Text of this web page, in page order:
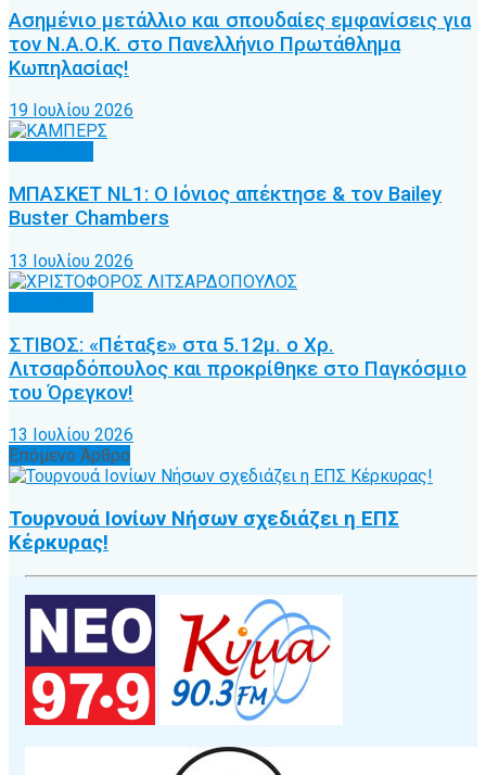
Ασημένιο μετάλλιο και σπουδαίες εμφανίσεις για
τον Ν.Α.Ο.Κ. στο Πανελλήνιο Πρωτάθλημα
Κωπηλασίας!
19 Ιουλίου 2026
ΜΠΑΣΚΕΤ NL1: Ο Ιόνιος απέκτησε & τον Bailey
Buster Chambers
13 Ιουλίου 2026
ΣΤΙΒΟΣ: «Πέταξε» στα 5.12μ. ο Χρ.
Λιτσαρδόπουλος και προκρίθηκε στο Παγκόσμιο
του Όρεγκον!
13 Ιουλίου 2026
Επόμενο Άρθρο
Τουρνουά Ιονίων Νήσων σχεδιάζει η ΕΠΣ
Κέρκυρας!